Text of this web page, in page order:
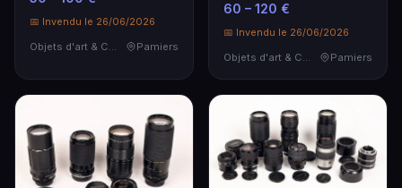
📅 Invendu le 26/06/2026
Objets d'art & Curiosités
Pamiers
60 – 120 €
📅 Invendu le 26/06/2026
Objets d'art & Curiosités
Pamiers